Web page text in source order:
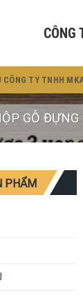
CÔNG
CÔNG TY TNHH
GỖ ĐỰNG
PHẨM